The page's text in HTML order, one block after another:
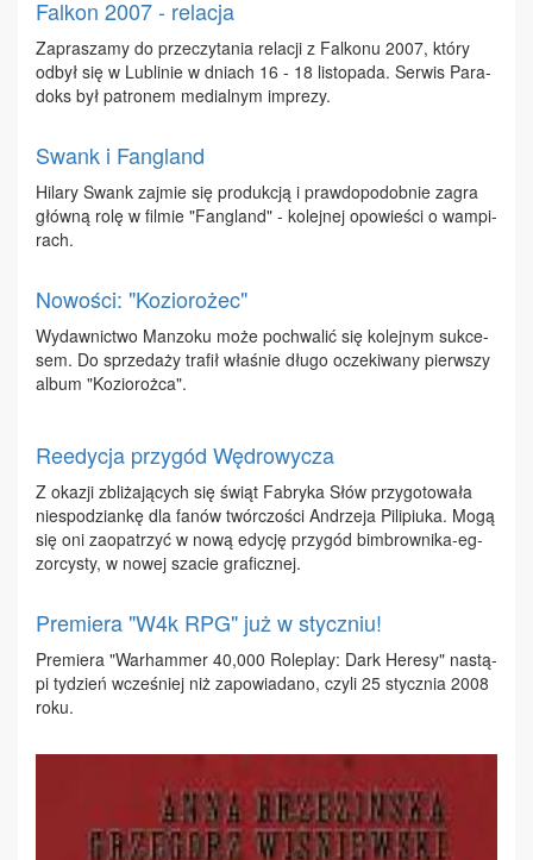
Falkon 2007 - relacja
Za­pra­sza­my do prze­czy­ta­nia re­la­cji z Fal­ko­nu 2007, któ­ry
od­był się w Lu­bli­nie w dniach 16 - 18 li­sto­pa­da. Ser­wis Pa­ra­
doks był pa­tro­nem me­dial­nym im­pre­zy.
Swank i Fangland
Hi­la­ry Swank zaj­mie się pro­duk­cją i praw­do­po­dob­nie za­gra
głów­ną ro­lę w fil­mie "Fan­gland" - ko­lej­nej opo­wie­ści o wam­pi­
rach.
Nowości: "Koziorożec"
Wy­daw­nic­two Man­zo­ku mo­że po­chwa­lić się ko­lej­nym suk­ce­
sem. Do sprze­da­ży tra­fił wła­śnie dłu­go ocze­ki­wa­ny pierw­szy
al­bum "Ko­zio­roż­ca".
Reedycja przygód Wędrowycza
Z oka­zji zbli­ża­ją­cych się świąt Fa­bry­ka Słów przy­go­to­wa­ła
nie­spo­dzian­kę dla fa­nów twór­czo­ści An­drze­ja Pi­li­piu­ka. Mo­gą
się oni za­opa­trzyć w no­wą edy­cję przy­gód bim­brow­ni­ka-eg­
zor­cy­sty, w no­wej sza­cie gra­ficz­nej.
Premiera "W4k RPG" już w styczniu!
Pre­mie­ra "War­ham­mer 40,000 Ro­le­play: Dark He­re­sy" na­stą­
pi ty­dzień wcze­śniej niż za­po­wia­da­no, czy­li 25 stycz­nia 2008
ro­ku.